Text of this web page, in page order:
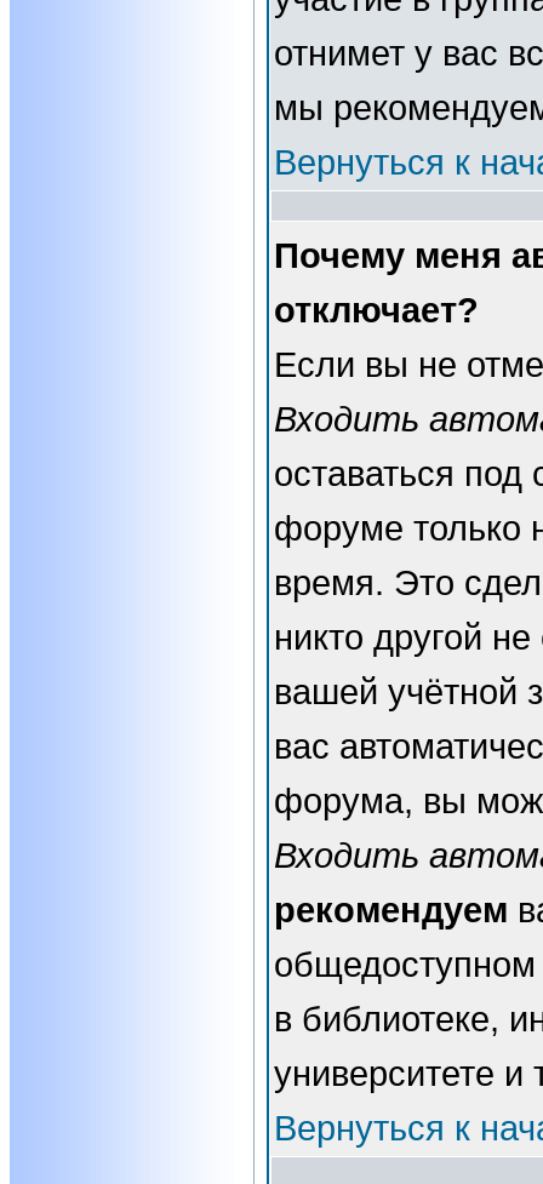
отнимет у вас
мы
Вернуться к
Почему меня
отключает?
Если вы не
Входить
оставаться
форуме только
время. Это
никто другой
вашей учётной
вас
форума, вы
Входить
рекомендуем
в библиотеке,
университете и
Вернуться к